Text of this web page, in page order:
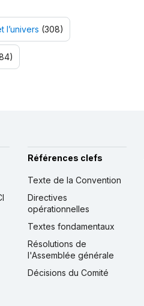
l’univers (308)
Références clefs
Texte de la Convention
Directives
opérationnelles
Textes fondamentaux
Résolutions de
l'Assemblée générale
Décisions du Comité